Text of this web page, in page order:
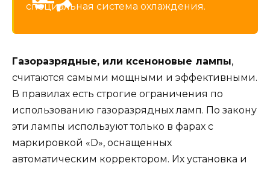
специальная система охлаждения.
Газоразрядные, или ксеноновые лампы,
считаются самыми мощными и эффективными.
В правилах есть строгие ограничения по
использованию газоразрядных ламп. По закону
эти лампы используют только в фарах с
маркировкой «D», оснащенных
автоматическим корректором. Их установка и